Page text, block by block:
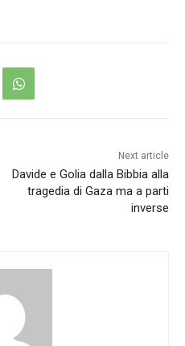
Next article
Davide e Golia dalla Bibbia alla
tragedia di Gaza ma a parti
inverse